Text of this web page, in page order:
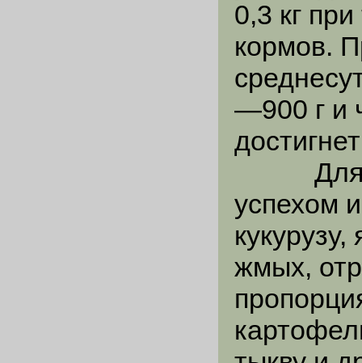
0,3 кг
кормов.
—900 г и
Для
успехом
жмых,